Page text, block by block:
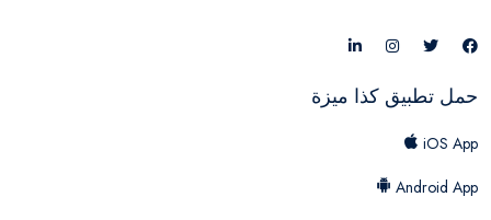
حمل تطبيق كذا ميزة
iOS App
Android App